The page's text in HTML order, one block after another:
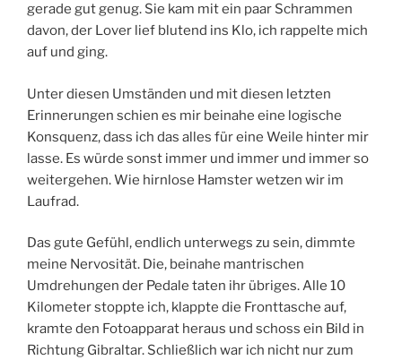
gerade gut genug. Sie kam mit ein paar Schrammen
davon, der Lover lief blutend ins Klo, ich rappelte mich
auf und ging.
Unter diesen Umständen und mit diesen letzten
Erinnerungen schien es mir beinahe eine logische
Konsquenz, dass ich das alles für eine Weile hinter mir
lasse. Es würde sonst immer und immer und immer so
weitergehen. Wie hirnlose Hamster wetzen wir im
Laufrad.
Das gute Gefühl, endlich unterwegs zu sein, dimmte
meine Nervosität. Die, beinahe mantrischen
Umdrehungen der Pedale taten ihr übriges. Alle 10
Kilometer stoppte ich, klappte die Fronttasche auf,
kramte den Fotoapparat heraus und schoss ein Bild in
Richtung Gibraltar. Schließlich war ich nicht nur zum